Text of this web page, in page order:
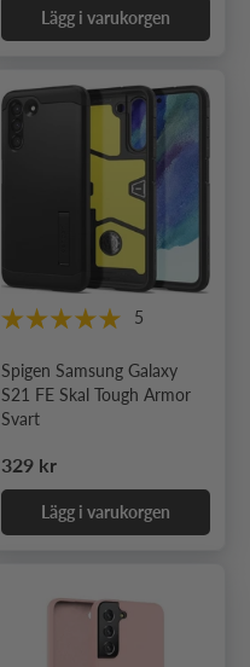
Lägg i varukorgen
5
Spigen Samsung Galaxy
S21 FE Skal Tough Armor
Svart
Ordinarie pris
329 kr
Lägg i varukorgen